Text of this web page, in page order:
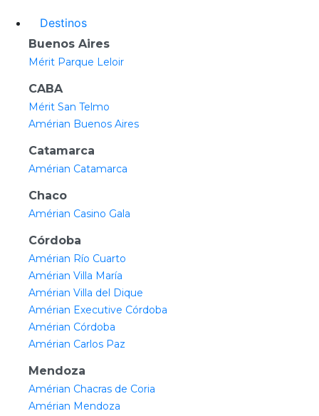
Destinos
Buenos Aires
Mérit Parque Leloir
CABA
Mérit San Telmo
Amérian Buenos Aires
Catamarca
Amérian Catamarca
Chaco
Amérian Casino Gala
Córdoba
Amérian Río Cuarto
Amérian Villa María
Amérian Villa del Dique
Amérian Executive Córdoba
Amérian Córdoba
Amérian Carlos Paz
Mendoza
Amérian Chacras de Coria
Amérian Mendoza